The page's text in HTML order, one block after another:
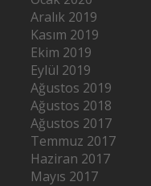
Aralık 2019
Kasım 2019
Ekim 2019
Eylül 2019
Ağustos 2019
Ağustos 2018
Ağustos 2017
Temmuz 2017
Haziran 2017
Mayıs 2017